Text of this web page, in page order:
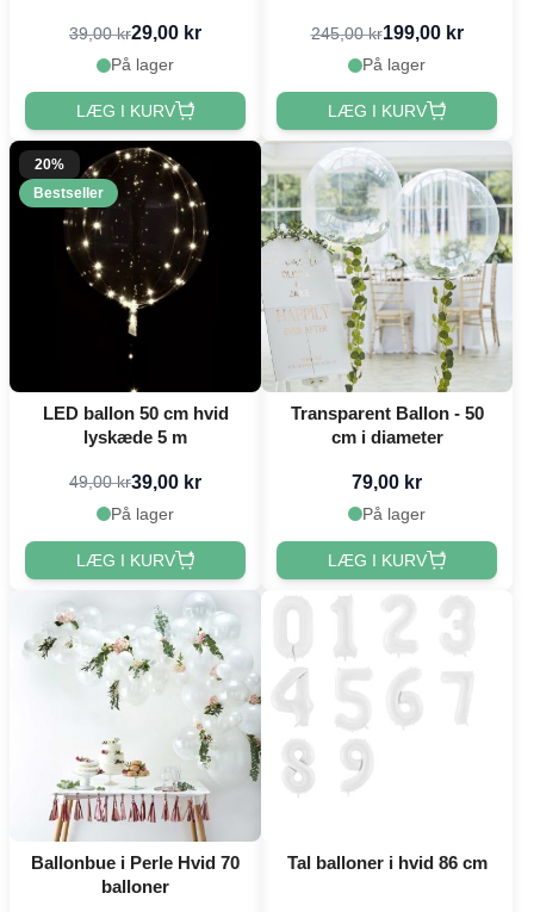
39,00 kr29,00 kr
På lager
LÆG I KURV
245,00 kr199,00 kr
På lager
LÆG I KURV
20%
Bestseller
LED ballon 50 cm hvid
lyskæde 5 m
49,00 kr39,00 kr
På lager
LÆG I KURV
Transparent Ballon - 50
cm i diameter
79,00 kr
På lager
LÆG I KURV
Ballonbue i Perle Hvid 70
balloner
Tal balloner i hvid 86 cm